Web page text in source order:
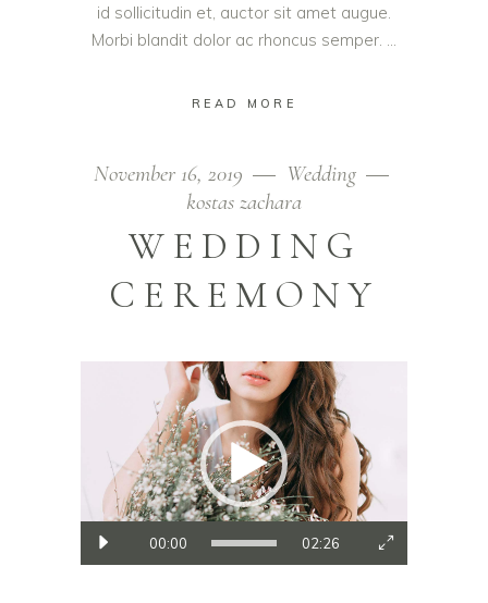
id sollicitudin et, auctor sit amet augue.
Morbi blandit dolor ac rhoncus semper.
READ MORE
November 16, 2019
Wedding
kostas zachara
WEDDING
CEREMONY
00:00 02:26